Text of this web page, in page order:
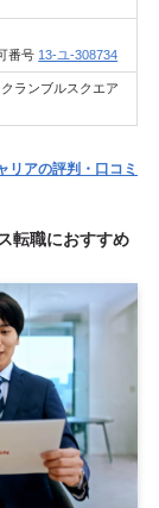
番号 13-ユ-308734
ランブルスクエア
リアの評判・口コミ
転職におすすめ